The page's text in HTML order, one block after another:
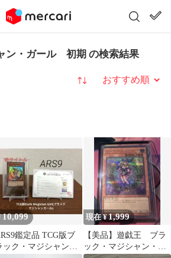
ン・ガール 初期 の検索結果
並び替え
10,099
鑑定品 TCG版ブ
ック・マジシャン・
現在 ¥1,999
【美品】遊戯王 ブラ
ック・マジシャン・ガ